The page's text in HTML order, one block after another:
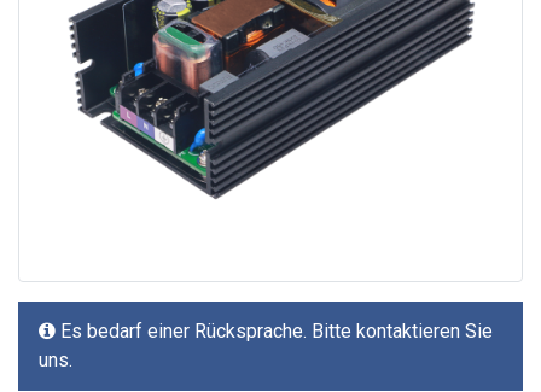
Es bedarf einer Rücksprache. Bitte kontaktieren Sie
uns.